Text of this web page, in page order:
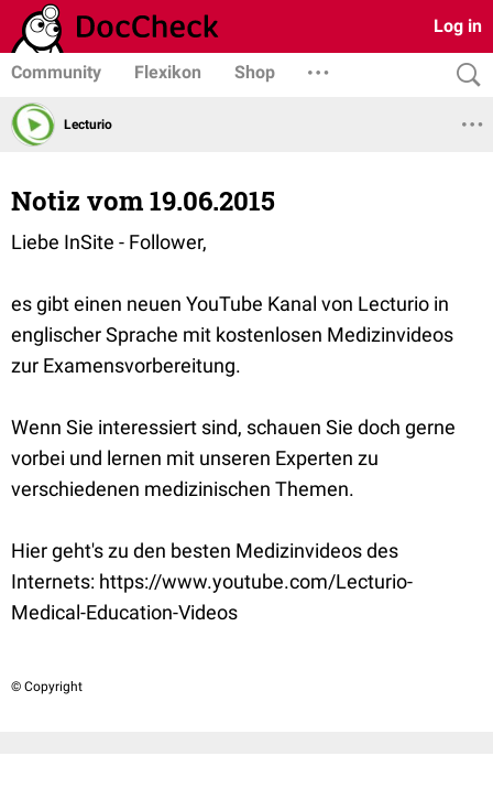
Log in
Community Flexikon Shop
Lecturio
Notiz vom 19.06.2015
Liebe InSite - Follower,
es gibt einen neuen YouTube Kanal von Lecturio in
englischer Sprache mit kostenlosen Medizinvideos
zur Examensvorbereitung.
Wenn Sie interessiert sind, schauen Sie doch gerne
vorbei und lernen mit unseren Experten zu
verschiedenen medizinischen Themen.
Hier geht's zu den besten Medizinvideos des
Internets: https://www.youtube.com/Lecturio-
Medical-Education-Videos
© Copyright